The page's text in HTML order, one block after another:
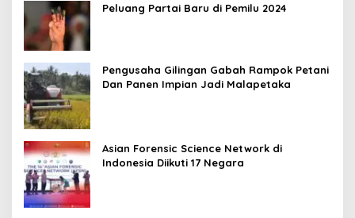
Peluang Partai Baru di Pemilu 2024
Pengusaha Gilingan Gabah Rampok Petani
Dan Panen Impian Jadi Malapetaka
Asian Forensic Science Network di
Indonesia Diikuti 17 Negara